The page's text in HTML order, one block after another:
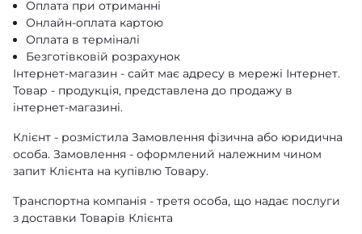
Оплата при отриманні
Онлайн-оплата картою
Оплата в терміналі
Безготівковій розрахунок
Інтернет-магазин - сайт має адресу в мережі Інтернет.
Товар - продукція, представлена ​​до продажу в
інтернет-магазині.
Клієнт - розмістила Замовлення фізична або юридична
особа. Замовлення - оформлений належним чином
запит Клієнта на купівлю Товару.
Транспортна компанія - третя особа, що надає послуги
з доставки Товарів Клієнта